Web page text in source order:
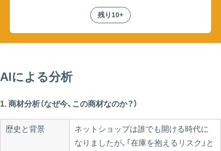
残り10+
AIによる分析
1. 商材分析（なぜ今、この商材なのか？）
歴史と背景
ネットショップは誰でも開ける時代に
なりましたが、「在庫を抱えるリスク」と